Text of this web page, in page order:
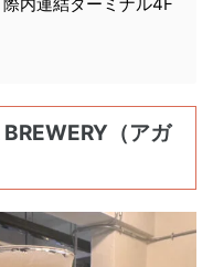
（アガ